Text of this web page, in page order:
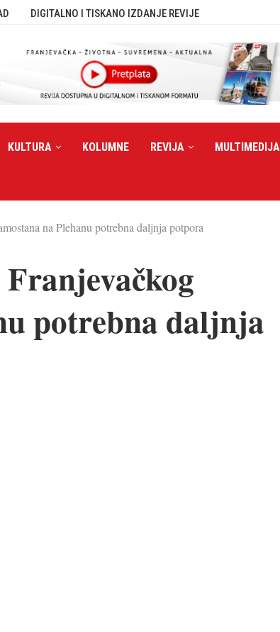
DIGITALNO I TISKANO IZDANJE REVIJE
KULTURA KOLUMNE REVIJA MULTIMEDIJA
na Plehanu potrebna daljnja potpora
potrebna daljnja